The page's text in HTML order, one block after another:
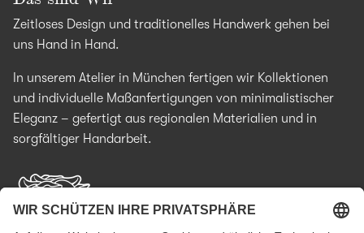
Zeitloses Design und traditionelles Handwerk gehen bei
uns Hand in Hand.
In unserem Atelier in München fertigen wir Kollektionen
und individuelle Maßanfertigungen von minimalistischer
Eleganz – gefertigt aus regionalen Materialien und in
sorgfältiger Handarbeit.